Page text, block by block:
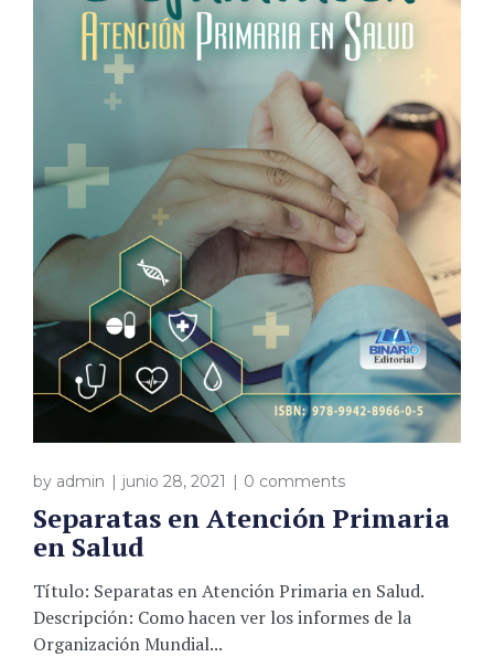
by admin junio 28, 2021 0 comments
Separatas en Atención Primaria
en Salud
Título: Separatas en Atención Primaria en Salud.
Descripción: Como hacen ver los informes de la
Organización Mundial...